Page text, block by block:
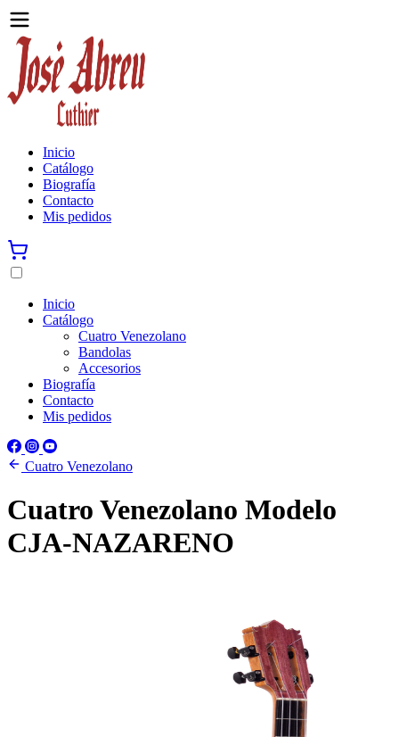
Inicio
Catálogo
Biografía
Contacto
Mis pedidos
Inicio
Catálogo
Cuatro Venezolano
Bandolas
Accesorios
Biografía
Contacto
Mis pedidos
Cuatro Venezolano
Cuatro Venezolano Modelo
CJA-NAZARENO